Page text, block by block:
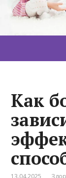
Как
13.04.2025